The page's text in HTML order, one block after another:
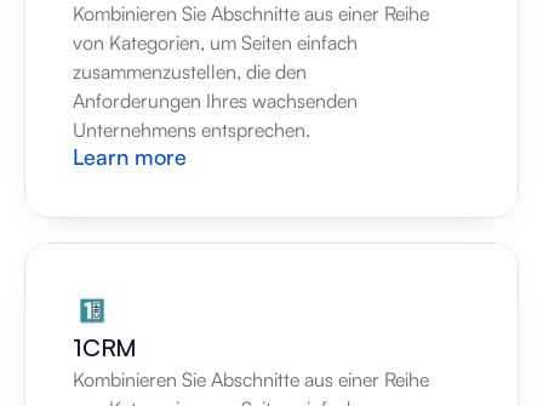
Kombinieren Sie Abschnitte aus einer Reihe
von Kategorien, um Seiten einfach
zusammenzustellen, die den
Anforderungen Ihres wachsenden
Unternehmens entsprechen.
Learn more
1CRM
Kombinieren Sie Abschnitte aus einer Reihe